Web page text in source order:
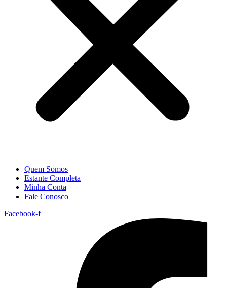
Quem Somos
Estante Completa
Minha Conta
Fale Conosco
Facebook-f